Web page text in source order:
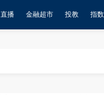
直播 金融超市 投教 指数